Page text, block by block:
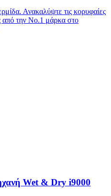
Ανακαλύψτε τις κορυφαίες
από την Νο.1 μάρκα στο
Wet & Dry i9000